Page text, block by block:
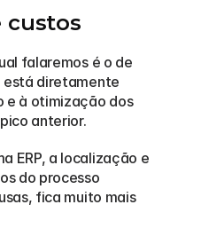
custos
está diretamente
e à otimização dos
anterior.
ERP, a localização e
do processo
fica muito mais